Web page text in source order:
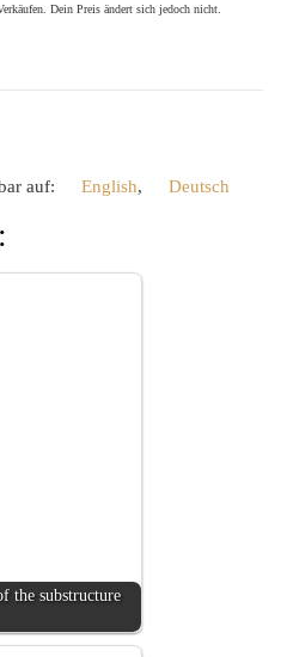
Dein Preis ändert sich jedoch nicht.
auf: English Deutsch
the substructure